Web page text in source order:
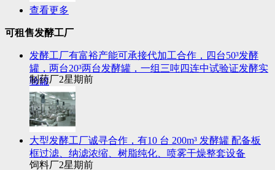
查看更多
可租售发酵工厂
发酵工厂有富裕产能可承接代加工合作，四台50³发酵
罐，两台20³两台发酵罐，一组三吨四连中试验证发酵实
验罐
制药厂 2星期前
大型发酵工厂诚寻合作，有10 台 200m³ 发酵罐 配备板
框过滤、纳滤浓缩、树脂纯化、喷雾干燥整套设备
饲料厂2星期前